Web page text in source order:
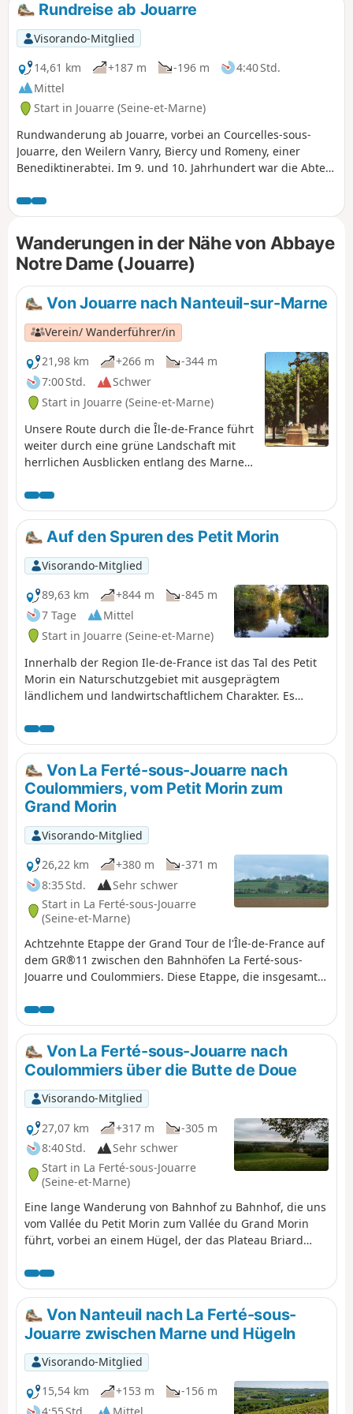
Rundreise ab Jouarre
Visorando-Mitglied
14,61 km
+187 m -196 m
4:40 Std.
Mittel
Start in Jouarre (Seine-et-Marne)
Rundwanderung ab Jouarre, vorbei an Courcelles-sous-
Jouarre, den Weilern Vanry, Biercy und Romeny, einer
Benediktinerabtei. Im 9. und 10. Jahrhundert war die Abtei
Aachen, der Hauptstadt des Reiches. Im 11. und 12.
Jahrhundert entstand um das Kloster herum eine befestigte
Siedlung, aus der die heutige Stadt Jouarre hervorging .
Wanderungen in der Nähe von Abbaye
Notre Dame (Jouarre)
Von Jouarre nach Nanteuil-sur-Marne
Verein/ Wanderführer/in
21,98 km
+266 m
-344 m
7:00 Std.
Schwer
Start in Jouarre (Seine-et-Marne)
Unsere Route durch die Île-de-France führt
weiter durch eine grüne Landschaft mit
herrlichen Ausblicken entlang des Marne-
religiösem Erbe.Saint-Colomban
bevorzugte auf seinem Weg ins Exil die
einladenderen Täler; er folgte der Marne
und dann über Reims in Richtung Metz; er
setzte seine Evangelisierungsarbeit im
Maastal fort, vom Rhein bis zum Bodensee,
bevor er über die Alpenpässe nach Italien
zurückkehrte und in Bobbio Halt machte.
Auf den Spuren des Petit Morin
Visorando-Mitglied
89,63 km
+844 m
-845 m
7 Tage
Mittel
Start in Jouarre (Seine-et-Marne)
Innerhalb der Region Ile-de-France ist das Tal des Petit
Morin ein Naturschutzgebiet mit ausgeprägtem
ländlichem und landwirtschaftlichem Charakter. Es
im eigentlichen Sinne, sondern um sieben
Rundwanderungen mit einer Dauer von 3 bis 4 Stunden,
die über die kleinen Straßen dieses reizvollen Tals und
die Gemeindewege führen, auf denen motorisierte
Fahrzeuge wie Quads oder Geländewagen verboten
sind.
Von La Ferté-sous-Jouarre nach
Coulommiers, vom Petit Morin zum
Grand Morin
Visorando-Mitglied
26,22 km
+380 m
-371 m
8:35 Std.
Sehr schwer
Start in La Ferté-sous-Jouarre
(Seine-et-Marne)
Achtzehnte Etappe der Grand Tour de l'Île-de-France auf
dem GR®11 zwischen den Bahnhöfen La Ferté-sous-
Jouarre und Coulommiers. Diese Etappe, die insgesamt
Durchquerung der Brie und gipfelt im Aufstieg zum
Hügel von Doue, der das Plateau überragt. Sie verbindet
auch die beiden Flüsse namens Morin, den Petit im
Norden und den Grand im Süden.
Von La Ferté-sous-Jouarre nach
Coulommiers über die Butte de Doue
Visorando-Mitglied
27,07 km
+317 m
-305 m
8:40 Std.
Sehr schwer
Start in La Ferté-sous-Jouarre
(Seine-et-Marne)
Eine lange Wanderung von Bahnhof zu Bahnhof, die uns
vom Vallée du Petit Morin zum Vallée du Grand Morin
führt, vorbei an einem Hügel, der das Plateau Briard
mit abwechslungsreichen Landschaften zwischen
Wäldern, Feldern und Weiden an den Hängen.
Charmante Bäche und ein schönes architektonisches
Erbe runden das Bild ab.
Von Nanteuil nach La Ferté-sous-
Jouarre zwischen Marne und Hügeln
Visorando-Mitglied
15,54 km
+153 m
-156 m